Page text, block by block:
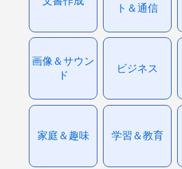
ト＆通信
画像＆サウン
ド
ビジネス
家庭＆趣味 学習＆教育